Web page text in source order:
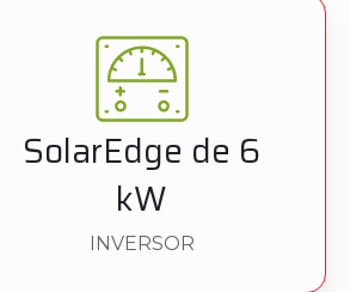
SolarEdge de 6
kW
INVERSOR